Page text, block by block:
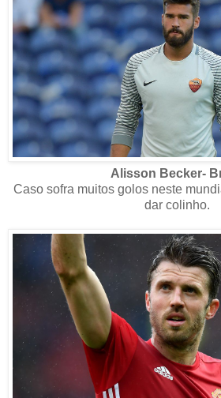
Alisson Becker-
Caso sofra muitos golos neste
dar colinho.